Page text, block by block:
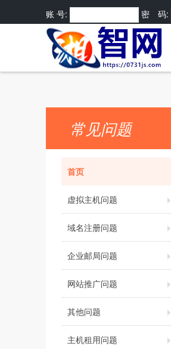
账 号: 密 码:
常见问题
首页
虚拟主机问题
域名注册问题
企业邮局问题
网站推广问题
其他问题
主机租用问题